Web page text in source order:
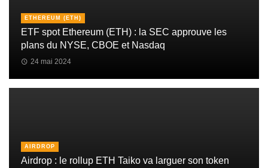
ETHEREUM (ETH)
ETF spot Ethereum (ETH) : la SEC approuve les
plans du NYSE, CBOE et Nasdaq
24 mai 2024
AIRDROP
Airdrop : le rollup ETH Taiko va larguer son token